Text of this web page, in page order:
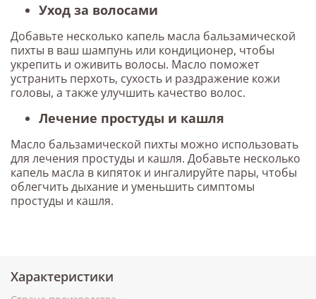
Уход за волосами
Добавьте несколько капель масла бальзамической
пихты в ваш шампунь или кондиционер, чтобы
укрепить и оживить волосы. Масло поможет
устранить перхоть, сухость и раздражение кожи
головы, а также улучшить качество волос.
Лечение простуды и кашля
Масло бальзамической пихты можно использовать
для лечения простуды и кашля. Добавьте несколько
капель масла в кипяток и ингалируйте пары, чтобы
облегчить дыхание и уменьшить симптомы
простуды и кашля.
Характеристики